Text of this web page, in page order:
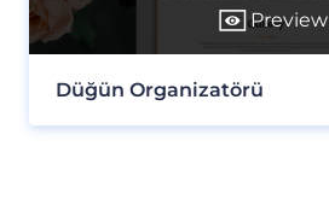
Preview
Düğün Organizatörü